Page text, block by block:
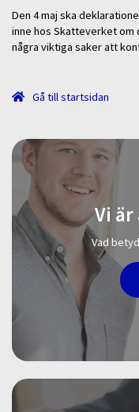
Den 4 maj ska
inne hos Skatteverket om
några viktiga saker att
Gå till startsidan
Vi
Vad